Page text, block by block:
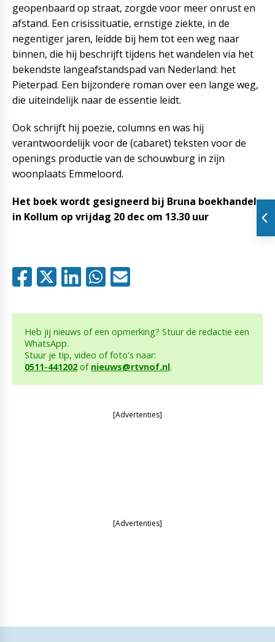
geopenbaard op straat, zorgde voor meer onrust en
afstand. Een crisissituatie, ernstige ziekte, in de
negentiger jaren, leidde bij hem tot een weg naar
binnen, die hij beschrijft tijdens het wandelen via het
bekendste langeafstandspad van Nederland: het
Pieterpad. Een bijzondere roman over een lange weg,
die uiteindelijk naar de essentie leidt.
Ook schrijft hij poezie, columns en was hij
verantwoordelijk voor de (cabaret) teksten voor de
openings productie van de schouwburg in zijn
woonplaats Emmeloord.
Het boek wordt gesigneerd bij Bruna boekhandel
in Kollum op vrijdag 20 dec om 13.30 uur
Heb jij nieuws of een opmerking? Stuur de redactie een
WhatsApp.
Stuur je tip, video of foto's naar:
0511-441202 of nieuws@rtvnof.nl.
[Advertenties]
[Advertenties]